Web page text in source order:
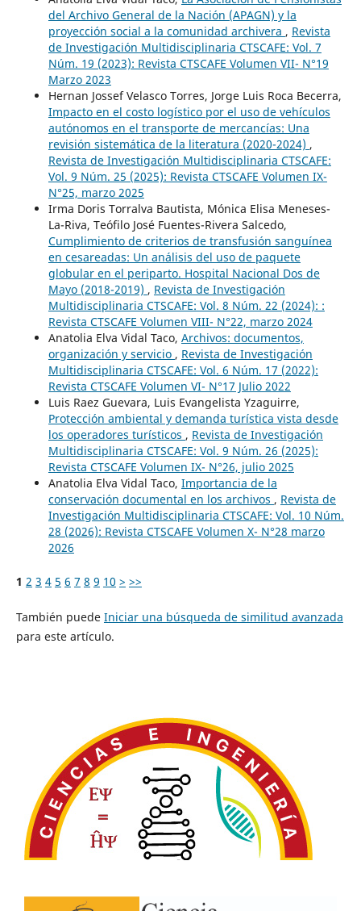
del Archivo General de la Nación (APAGN) y la
proyección social a la comunidad archivera , Revista
de Investigación Multidisciplinaria CTSCAFE: Vol. 7
Núm. 19 (2023): Revista CTSCAFE Volumen VII- N°19
Marzo 2023
Hernan Jossef Velasco Torres, Jorge Luis Roca Becerra,
Impacto en el costo logístico por el uso de vehículos
autónomos en el transporte de mercancías: Una
revisión sistemática de la literatura (2020-2024) ,
Revista de Investigación Multidisciplinaria CTSCAFE:
Vol. 9 Núm. 25 (2025): Revista CTSCAFE Volumen IX-
N°25, marzo 2025
Irma Doris Torralva Bautista, Mónica Elisa Meneses-
La-Riva, Teófilo José Fuentes-Rivera Salcedo,
Cumplimiento de criterios de transfusión sanguínea
en cesareadas: Un análisis del uso de paquete
globular en el periparto. Hospital Nacional Dos de
Mayo (2018-2019) , Revista de Investigación
Multidisciplinaria CTSCAFE: Vol. 8 Núm. 22 (2024): :
Revista CTSCAFE Volumen VIII- N°22, marzo 2024
Anatolia Elva Vidal Taco, Archivos: documentos,
organización y servicio , Revista de Investigación
Multidisciplinaria CTSCAFE: Vol. 6 Núm. 17 (2022):
Revista CTSCAFE Volumen VI- N°17 Julio 2022
Luis Raez Guevara, Luis Evangelista Yzaguirre,
Protección ambiental y demanda turística vista desde
los operadores turísticos , Revista de Investigación
Multidisciplinaria CTSCAFE: Vol. 9 Núm. 26 (2025):
Revista CTSCAFE Volumen IX- N°26, julio 2025
Anatolia Elva Vidal Taco, Importancia de la
conservación documental en los archivos , Revista de
Investigación Multidisciplinaria CTSCAFE: Vol. 10 Núm.
28 (2026): Revista CTSCAFE Volumen X- N°28 marzo
2026
1 2 3 4 5 6 7 8 9 10 > >>
También puede Iniciar una búsqueda de similitud avanzada
para este artículo.